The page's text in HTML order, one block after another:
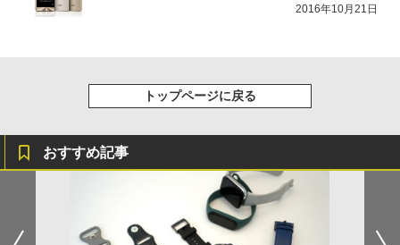
2016年10月21日
トップページに戻る
おすすめ記事